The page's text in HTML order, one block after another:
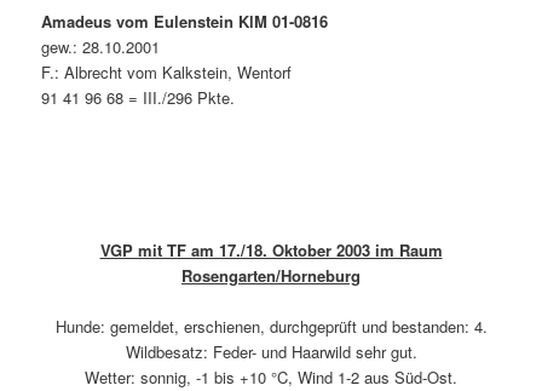
Amadeus vom Eulenstein KlM 01-0816
gew.: 28.10.2001
F.: Albrecht vom Kalkstein, Wentorf
91 41 96 68 = III./296 Pkte.
VGP mit TF am 17./18. Oktober 2003 im Raum
Rosengarten/Horneburg
Hunde: gemeldet, erschienen, durchgeprüft und bestanden: 4.
Wildbesatz: Feder- und Haarwild sehr gut.
Wetter: sonnig, -1 bis +10 °C, Wind 1-2 aus Süd-Ost.